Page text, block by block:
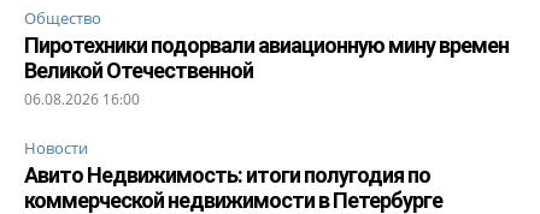
Общество
Пиротехники подорвали авиационную мину времен
Великой Отечественной
06.08.2026 16:00
Новости
Авито Недвижимость: итоги полугодия по
коммерческой недвижимости в Петербурге